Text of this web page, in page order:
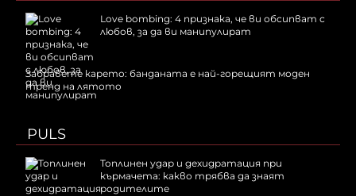
Love bombing: 4 признака, че ви обсипват с
любов, за да ви манипулират
Забравете карето: банданата е най-горещият моден
тренд на лятото
PULS
Топлинен удар и дехидратация при
кърмачета: какво трябва да знаят
родителите